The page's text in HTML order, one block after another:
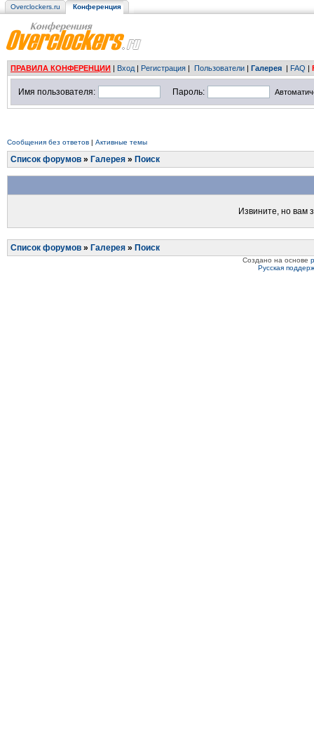
Overclockers.ru Конференция
ПРАВИЛА КОНФЕРЕНЦИИ | Вход | Регистрация | Пользователи | Галерея | FAQ |
Имя пользователя: Пароль:
Сообщения без ответов | Активные темы
Список форумов » Галерея » Поиск
Извините, но вам
Список форумов » Галерея » Поиск
Создано на основе
Русская